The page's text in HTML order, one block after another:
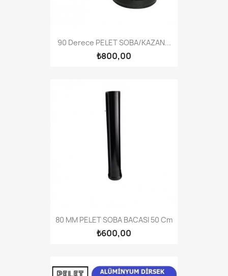
90 Derece PELET SOBA/KAZAN...
₺800,00
80 MM PELET SOBA BACASI 50 Cm
₺600,00